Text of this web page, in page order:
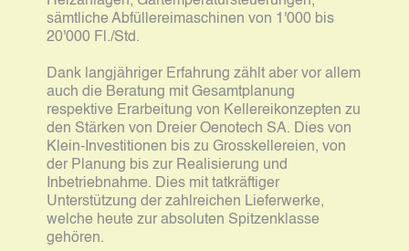
sämtliche Abfüllereimaschinen von 1'000 bis
20'000 Fl./Std.
Dank langjähriger Erfahrung zählt aber vor allem
auch die Beratung mit Gesamtplanung
respektive Erarbeitung von Kellereikonzepten zu
den Stärken von Dreier Oenotech SA. Dies von
Klein-Investitionen bis zu Grosskellereien, von
der Planung bis zur Realisierung und
Inbetriebnahme. Dies mit tatkräftiger
Unterstützung der zahlreichen Lieferwerke,
welche heute zur absoluten Spitzenklasse
gehören.